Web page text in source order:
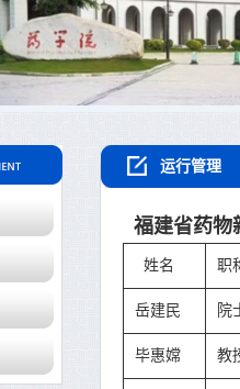
运行管理
福建省药物
姓名 职
岳建民 院
毕惠嫦 教